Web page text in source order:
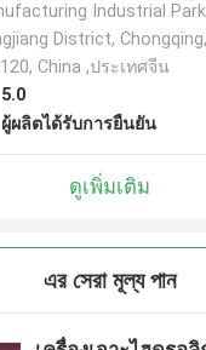
Industrial Park
District, Chongqing,
China ,ประเทศจีน
5.0
ผู้ผลิตได้รับการยืนยัน
ดูเพิ่มเติม
এর সেরা মূল্য পান